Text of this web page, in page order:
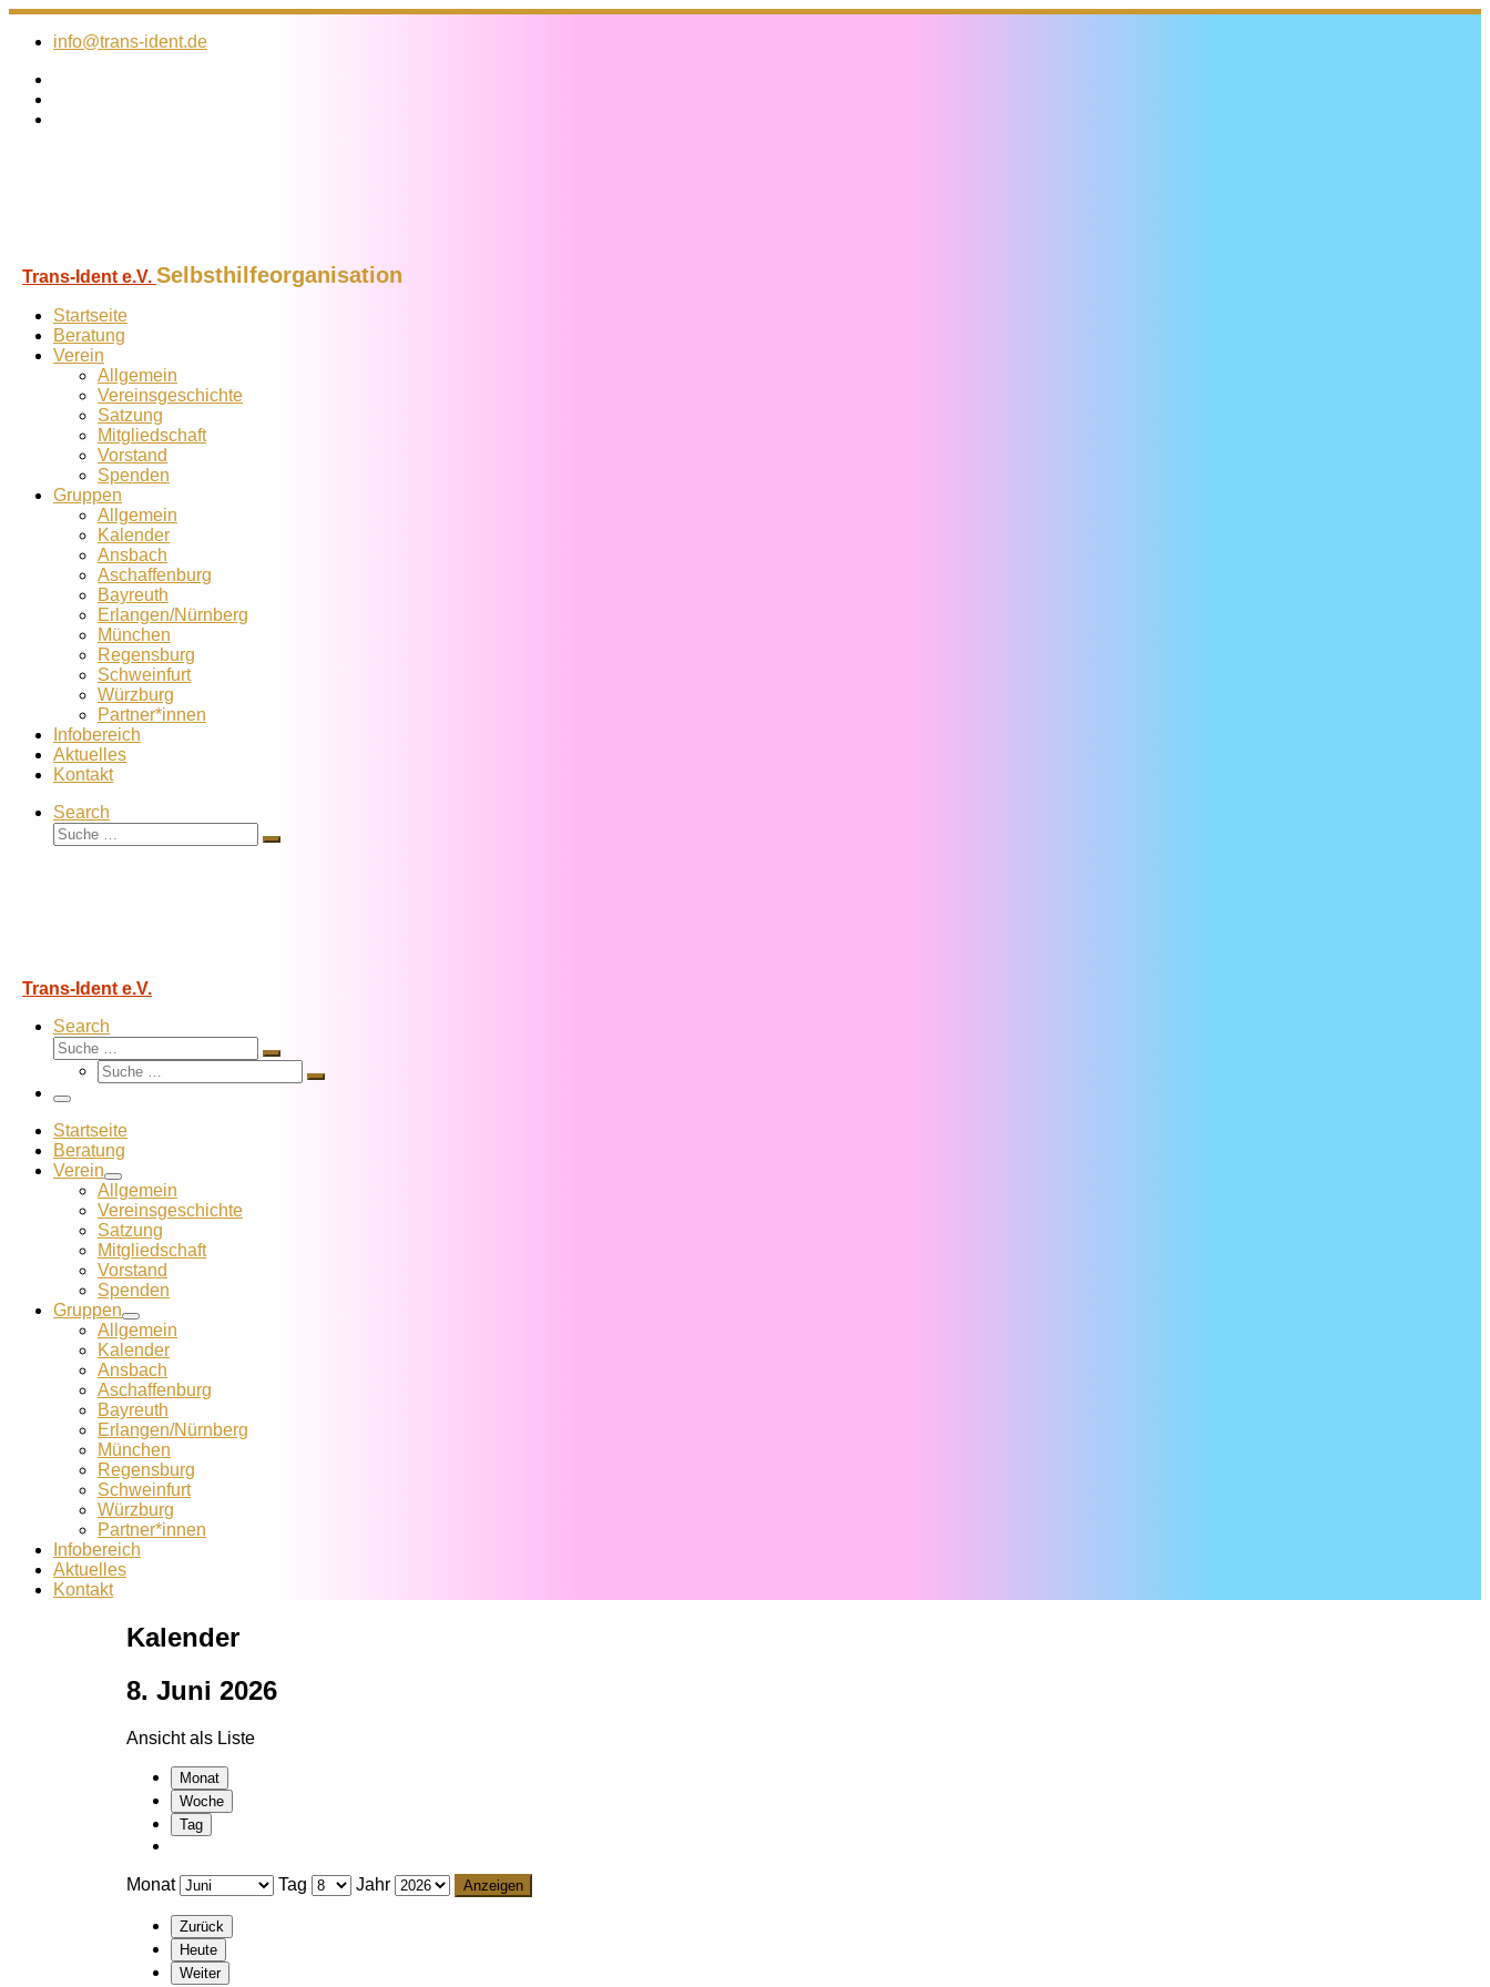
Zum
Inhalt
info@trans-ident.de
Trans-Ident e.V. Selbsthilfeorganisation
Startseite
Beratung
Verein
Allgemein
Vereins­geschichte
Satzung
Mitglied­schaft
Vorstand
Spenden
Gruppen
Allgemein
Kalender
Ansbach
Aschaffenburg
Bayreuth
Erlangen/Nürnberg
München
Regensburg
Schweinfurt
Würzburg
Partner*innen
Infobereich
Aktuelles
Kontakt
Search
Suche
Suche
Trans-Ident e.V.
Search
Suche
Suche
Suche
Suche
Menü
Startseite
Beratung
Verein
Allgemein
Vereins­geschichte
Satzung
Mitglied­schaft
Vorstand
Spenden
Gruppen
Allgemein
Kalender
Ansbach
Aschaffenburg
Bayreuth
Erlangen/Nürnberg
München
Regensburg
Schweinfurt
Würzburg
Partner*innen
Infobereich
Aktuelles
Kontakt
Kalender
8. Juni 2026
Ansicht als Liste
Monat
Woche
Tag
Monat Tag Jahr
Zurück
Heute
Weiter